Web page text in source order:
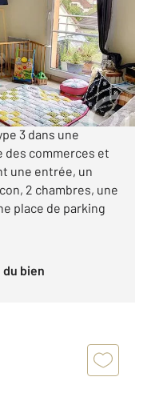
3 dans une
commerces et
une entrée, un
2 chambres, une
place de parking
du bien